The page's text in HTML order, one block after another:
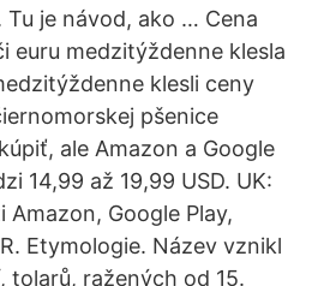
je návod, ako … Cena
euru medzitýždenne klesla
klesli ceny
pšenice
ale Amazon a Google
14,99 až 19,99 USD. UK:
Google Play,
Etymologie. Název vznikl
ražených od 15.